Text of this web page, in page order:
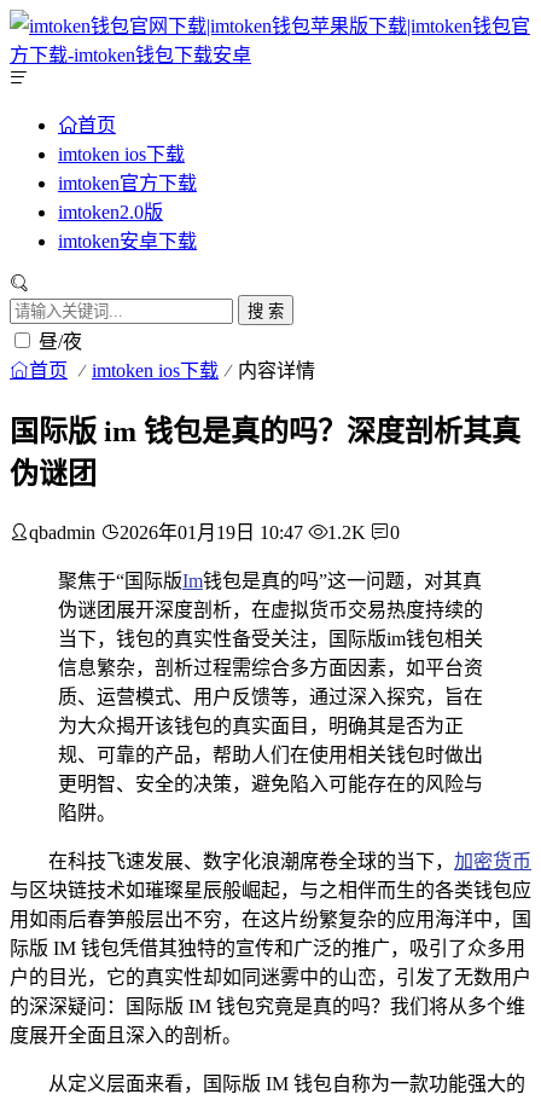
首页
imtoken ios下载
imtoken官方下载
imtoken2.0版
imtoken安卓下载
搜 索
昼/夜
首页 imtoken ios下载 内容详情
国际版 im 钱包是真的吗？深度剖析其真
伪谜团
qbadmin 2026年01月19日 10:47 1.2K 0
聚焦于“国际版Im钱包是真的吗”这一问题，对其真
伪谜团展开深度剖析，在虚拟货币交易热度持续的
当下，钱包的真实性备受关注，国际版im钱包相关
信息繁杂，剖析过程需综合多方面因素，如平台资
质、运营模式、用户反馈等，通过深入探究，旨在
为大众揭开该钱包的真实面目，明确其是否为正
规、可靠的产品，帮助人们在使用相关钱包时做出
更明智、安全的决策，避免陷入可能存在的风险与
陷阱。
在科技飞速发展、数字化浪潮席卷全球的当下， 加密货币
与区块链技术如璀璨星辰般崛起，与之相伴而生的各类钱包应
用如雨后春笋般层出不穷，在这片纷繁复杂的应用海洋中，国
际版 IM 钱包凭借其独特的宣传和广泛的推广，吸引了众多用
户的目光，它的真实性却如同迷雾中的山峦，引发了无数用户
的深深疑问：国际版 IM 钱包究竟是真的吗？我们将从多个维
度展开全面且深入的剖析。
从定义层面来看，国际版 IM 钱包自称为一款功能强大的